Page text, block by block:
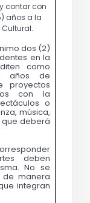
dos (2)
en la
como
años de
proyectos
con la
o
música,
que deberá
deben
No se
manera
integran